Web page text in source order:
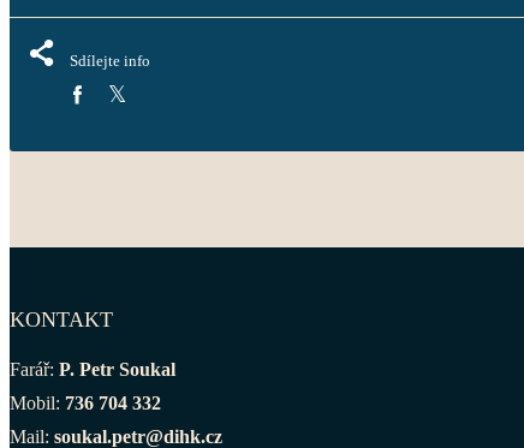
Sdílejte info
KONTAKT
Farář: P. Petr Soukal
Mobil: 736 704 332
Mail: soukal.petr@dihk.cz